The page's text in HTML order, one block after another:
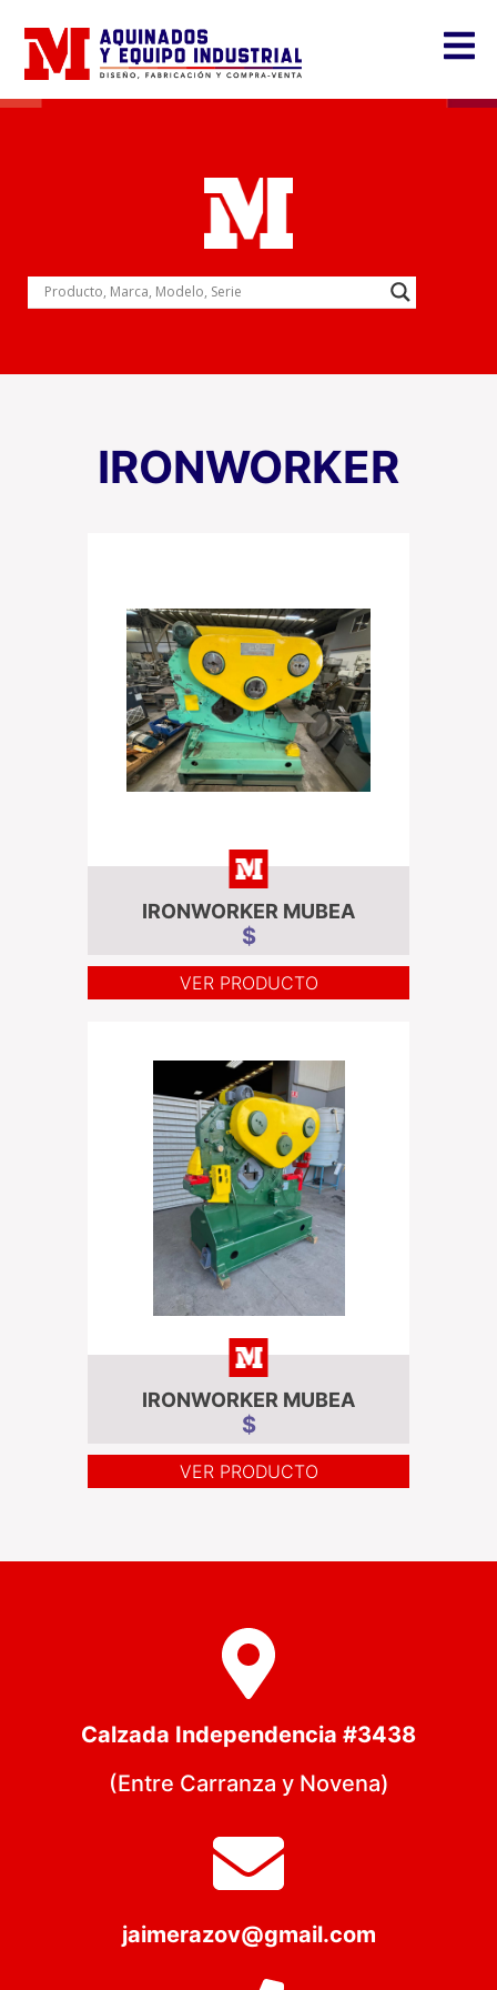
IRONWORKER
IRONWORKER MUBEA
$
VER PRODUCTO
IRONWORKER MUBEA
$
VER PRODUCTO
Calzada Independencia #3438
(Entre Carranza y Novena)
jaimerazov@gmail.com